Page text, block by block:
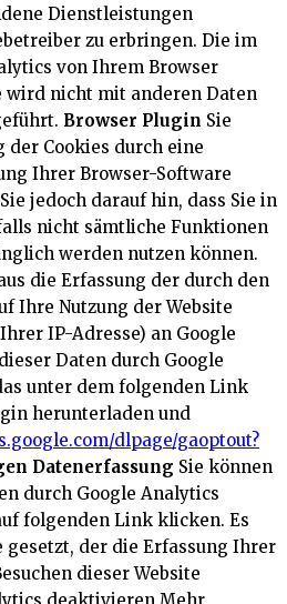
Dienstleistungen
zu erbringen. Die im
von Ihrem Browser
wird nicht mit anderen Daten
Browser Plugin Sie
der Cookies durch eine
Ihrer Browser-Software
jedoch darauf hin, dass Sie in
nicht sämtliche Funktionen
werden nutzen können.
die Erfassung der durch den
Ihre Nutzung der Website
IP-Adresse) an Google
Daten durch Google
unter dem folgenden Link
herunterladen und
dlpage/gaoptout?
Datenerfassung Sie können
durch Google Analytics
folgenden Link klicken. Es
gesetzt, der die Erfassung Ihrer
dieser Website